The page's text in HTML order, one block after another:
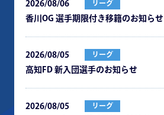
2026/08/06 リーグ
⾹川OG 選⼿期限付き移籍のお知らせ
2026/08/05 リーグ
⾼知FD 新⼊団選⼿のお知らせ
2026/08/05 リーグ